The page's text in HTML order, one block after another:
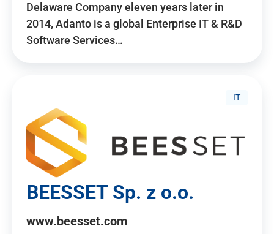
Delaware Company eleven years later in
2014, Adanto is a global Enterprise IT & R&D
Software Services…
IT
BEESSET Sp. z o.o.
www.beesset.com